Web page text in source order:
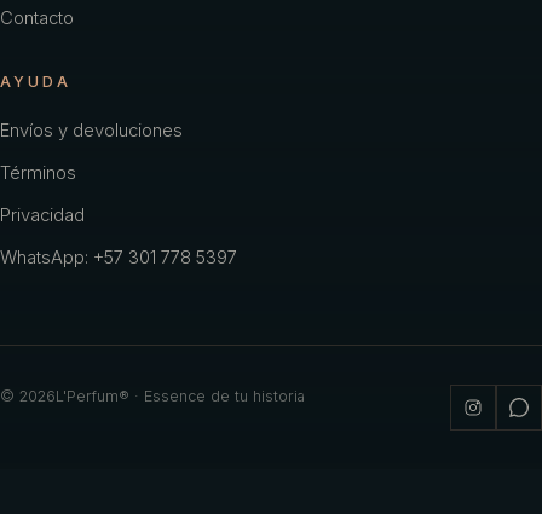
Contacto
AYUDA
Envíos y devoluciones
Términos
Privacidad
WhatsApp: +57 301 778 5397
© 2026L'Perfum® · Essence de tu historia